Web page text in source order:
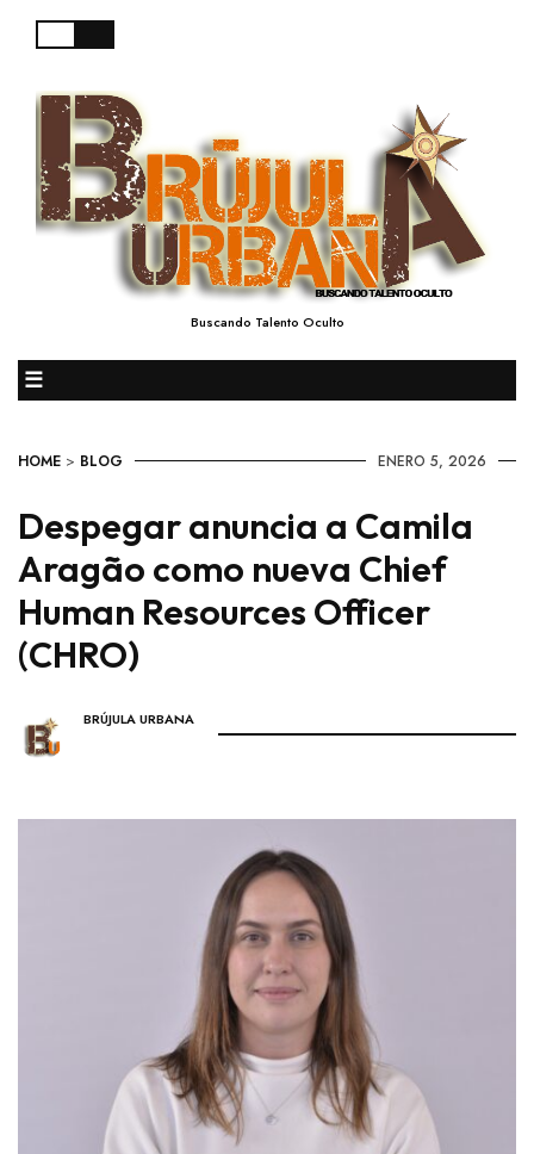
Buscando Talento Oculto
☰
HOME > BLOG ENERO 5, 2026
Despegar anuncia a Camila
Aragão como nueva Chief
Human Resources Officer
(CHRO)
BRÚJULA URBANA